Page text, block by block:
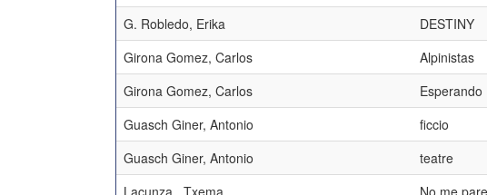
G. Robledo, Erika
DESTINY
Girona Gomez, Carlos
Alpinistas
Girona Gomez, Carlos
Esperando
Guasch Giner, Antonio
ficcio
Guasch Giner, Antonio
teatre
Lacunza , Txema
No me